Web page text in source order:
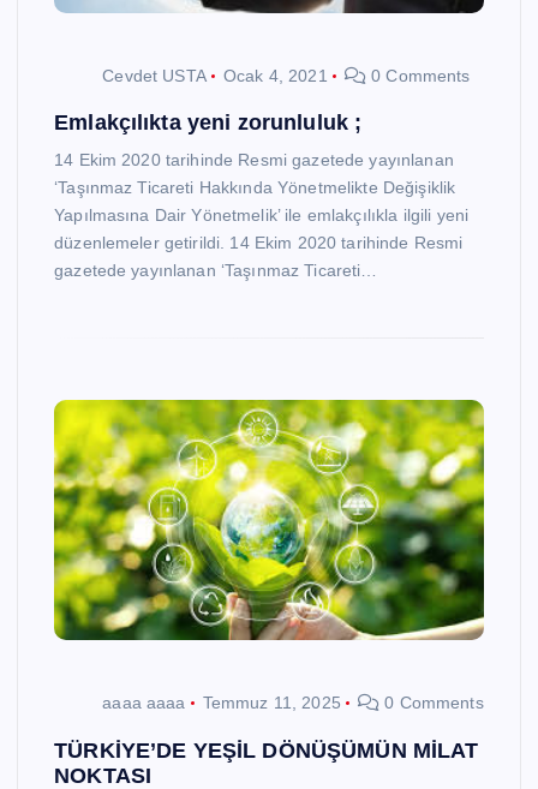
Cevdet USTA Ocak 4, 2021 0 Comments
Emlakçılıkta yeni zorunluluk ;
14 Ekim 2020 tarihinde Resmi gazetede yayınlanan
‘Taşınmaz Ticareti Hakkında Yönetmelikte Değişiklik
Yapılmasına Dair Yönetmelik’ ile emlakçılıkla ilgili yeni
düzenlemeler getirildi. 14 Ekim 2020 tarihinde Resmi
gazetede yayınlanan ‘Taşınmaz Ticareti…
aaaa aaaa Temmuz 11, 2025 0 Comments
TÜRKİYE’DE YEŞİL DÖNÜŞÜMÜN MİLAT
NOKTASI